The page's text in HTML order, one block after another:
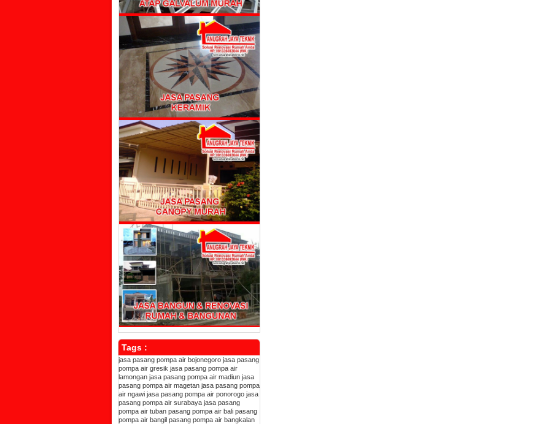
Tags :
jasa pasang pompa air bojonegoro jasa pasang
pompa air gresik jasa pasang pompa air
lamongan jasa pasang pompa air madiun jasa
pasang pompa air magetan jasa pasang pompa
air ngawi jasa pasang pompa air ponorogo jasa
pasang pompa air surabaya jasa pasang
pompa air tuban pasang pompa air bali pasang
pompa air bangil pasang pompa air bangkalan